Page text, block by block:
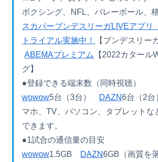
ボクシング、NFL、バレーボール、
スカパーブンデスリーガLIVEアプ
トライアル実施中！
【ブンデスリー
ABEMAプレミアム
【2022カタール
グ】
●登録できる端末数（同時視聴）
wowow5台（3台） DAZN6台（2
マホ、TV、パソコン、タブレットな
できます。
●1試合の通信量の目安
wowow1.5GB DAZN6GB（画質を